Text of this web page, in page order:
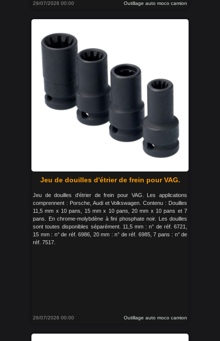
29/07/2026 00:00 Outillage auto moco camion
Jeu de douilles d'étrier de frein pour VAG.
Jeu de douilles d'étrier de frein pour VAG. Les applications
comprennent : Porsche, Audi et Volkswagen. Contenu : Douilles
11,5 mm x 10 pans, 15 mm x 10 pans, 20 mm x 10 pans et 7
pans. En chrome-molybdène à fini phosphate noir. Les douilles
sont toutes disponibles séparément. 11,5 mm : n° de réf. 6721,
15 mm : n° de réf. 6986, 20 mm : n° de réf. 6985, 7 pans : n° de
réf. 7517.
26/07/2026 00:00 Outillage auto moco camion